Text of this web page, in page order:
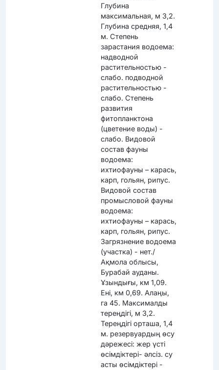
Глубина
максимальная, м 3,2.
Глубина средняя, 1,4
м. Степень
зарастания водоема:
надводной
растительностью -
слабо. подводной
растительностью -
слабо. Степень
развития
фитопланктона
(цветение воды) -
слабо. Видовой
состав фауны
водоема:
ихтиофауны – карась,
карп, гольян, рипус.
Видовой состав
промысловой фауны
водоема:
ихтиофауны – карась,
карп, гольян, рипус.
Загрязнение водоема
(участка) - нет./
Ақмола облысы,
Бурабай ауданы.
Ұзындығы, км 1,09.
Ені, км 0,69. Алаңы,
га 45. Максималды
тереңдігі, м 3,2.
Тереңдігі орташа, 1,4
м. резервуардың өсу
дәрежесі: жер үсті
өсімдіктері- әлсіз. су
асты өсімдіктері -